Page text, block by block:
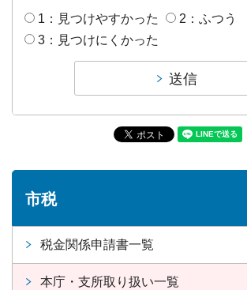
1：見つけやすかった
2：ふつう
3：見つけにくかった
市税
税金関係申請書一覧
本庁・支所取り扱い一覧